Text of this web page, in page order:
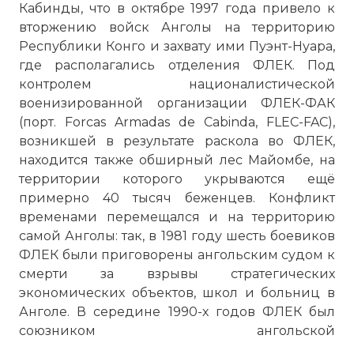
Кабинды, что в октябре 1997 года привело к
вторжению войск Анголы на территорию
Республики Конго и захвату ими Пуэнт-Нуара,
где располагались отделения ФЛЕК. Под
контролем националистической
военизированной организации ФЛЕК-ФАК
(порт. Forcas Armadas de Cabinda, FLEC-FAC),
возникшей в результате раскола во ФЛЕК,
находится также обширный лес Майомбе, на
территории которого укрываются ещё
примерно 40 тысяч беженцев. Конфликт
временами перемещался и на территорию
самой Анголы: так, в 1981 году шесть боевиков
ФЛЕК были приговорены ангольским судом к
смерти за взрывы стратегических
экономических объектов, школ и больниц в
Анголе. В середине 1990-х годов ФЛЕК был
союзником ангольской